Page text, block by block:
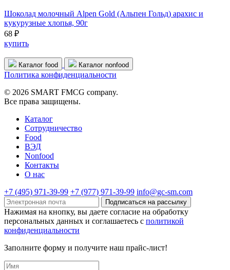
Шоколад молочный Alpen Gold (Альпен Гольд) арахис и
кукурузные хлопья, 90г
68 ₽
купить
Каталог food Каталог nonfood
Политика конфиденциальности
© 2026 SMART FMCG company.
Все права защищены.
Каталог
Cотрудничество
Food
ВЭД
Nonfood
Контакты
О нас
+7 (495) 971-39-99 +7 (977) 971-39-99 info@gc-sm.com
Подписаться на рассылку
Нажимая на кнопку, вы даете согласие на обработку
персональных данных и соглашаетесь c политикой
конфиденциальности
Заполните форму и получите наш прайс-лист!